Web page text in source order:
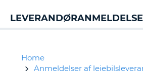
Home
Anmeldelser af